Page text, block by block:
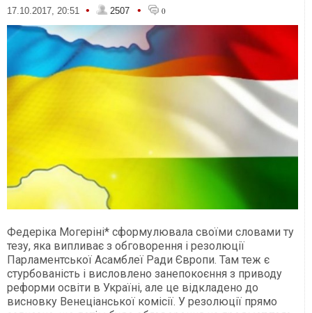
17.10.2017, 20:51 • 2507 • 0
Федеріка Могеріні* сформулювала своїми словами ту
тезу, яка випливає з обговорення і резолюції
Парламентської Асамблеї Ради Європи. Там теж є
стурбованість і висловлено занепокоєння з приводу
реформи освіти в Україні, але це відкладено до
висновку Венеціанської комісії. У резолюції прямо